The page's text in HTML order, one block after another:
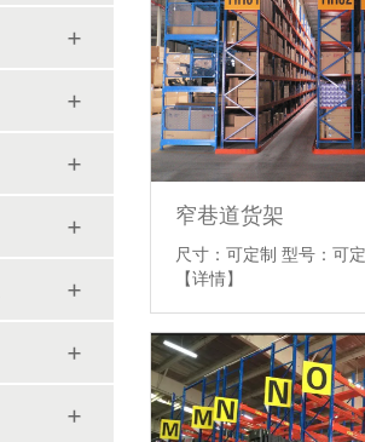
窄巷道货架
尺寸：可定制 型号：可
【详情】